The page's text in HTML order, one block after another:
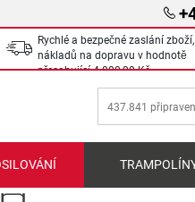
Rychlé a bezpečné zaslání
nákladů na dopravu v hodnotě
přesahující4 000,00 Kč